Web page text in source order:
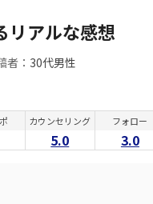
リアルな感想
者： 30代男性
カウンセリング
5.0
フォロー
3.0